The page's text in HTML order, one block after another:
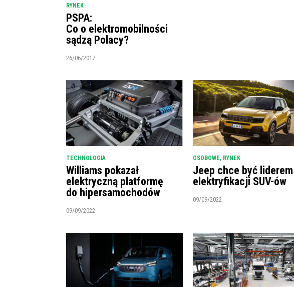
RYNEK
PSPA:
Co o elektromobilności
sądzą Polacy?
26/06/2017
TECHNOLOGIA
Williams pokazał
elektryczną platformę
do hipersamochodów
09/09/2022
OSOBOWE, RYNEK
Jeep chce być liderem
elektryfikacji SUV-ów
09/09/2022